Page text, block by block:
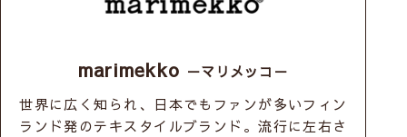
marimekko －マリメッコ－
世界に広く知られ、日本でもファンが多いフィン
ランド発のテキスタイルブランド。流行に左右さ